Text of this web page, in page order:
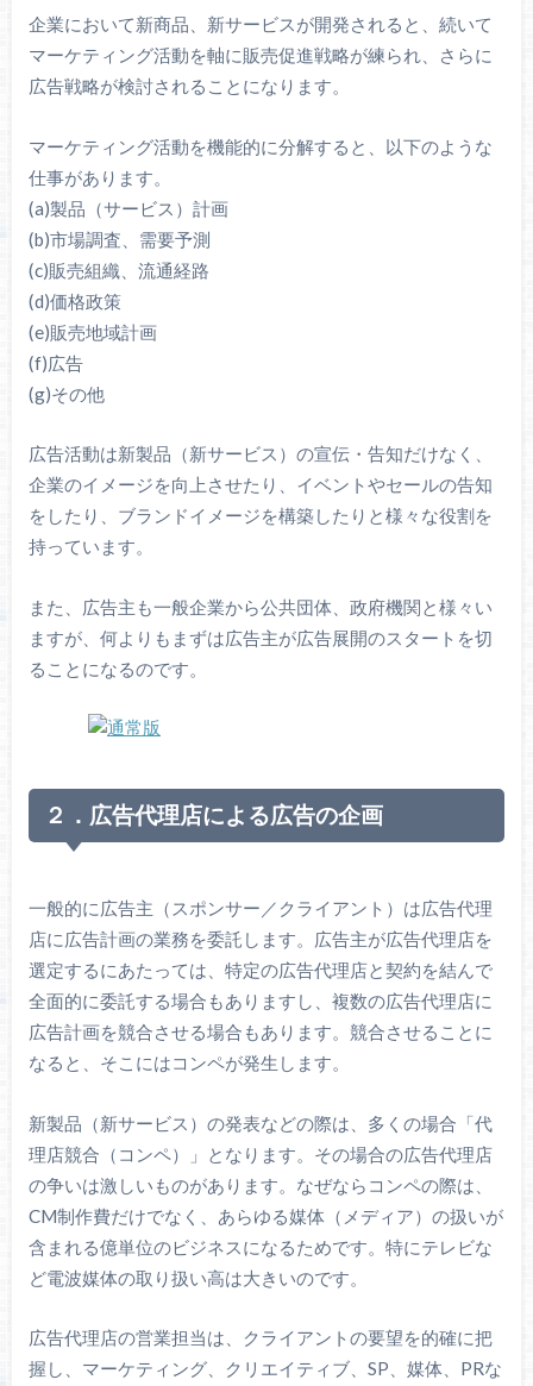
企業において新商品、新サービスが開発されると、続いて
マーケティング活動を軸に販売促進戦略が練られ、さらに
広告戦略が検討されることになります。
マーケティング活動を機能的に分解すると、以下のような
仕事があります。
(a)製品（サービス）計画
(b)市場調査、需要予測
(c)販売組織、流通経路
(d)価格政策
(e)販売地域計画
(f)広告
(g)その他
広告活動は新製品（新サービス）の宣伝・告知だけなく、
企業のイメージを向上させたり、イベントやセールの告知
をしたり、ブランドイメージを構築したりと様々な役割を
持っています。
また、広告主も一般企業から公共団体、政府機関と様々い
ますが、何よりもまずは広告主が広告展開のスタートを切
ることになるのです。
２．広告代理店による広告の企画
一般的に広告主（スポンサー／クライアント）は広告代理
店に広告計画の業務を委託します。広告主が広告代理店を
選定するにあたっては、特定の広告代理店と契約を結んで
全面的に委託する場合もありますし、複数の広告代理店に
広告計画を競合させる場合もあります。競合させることに
なると、そこにはコンペが発生します。
新製品（新サービス）の発表などの際は、多くの場合「代
理店競合（コンペ）」となります。その場合の広告代理店
の争いは激しいものがあります。なぜならコンペの際は、
CM制作費だけでなく、あらゆる媒体（メディア）の扱いが
含まれる億単位のビジネスになるためです。特にテレビな
ど電波媒体の取り扱い高は大きいのです。
広告代理店の営業担当は、クライアントの要望を的確に把
握し、マーケティング、クリエイティブ、SP、媒体、PRな